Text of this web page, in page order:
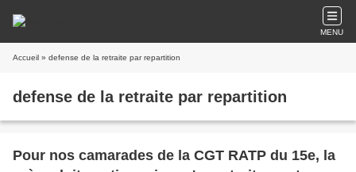
MENU
Accueil » defense de la retraite par repartition
defense de la retraite par repartition
Pour nos camarades de la CGT RATP du 15e, la